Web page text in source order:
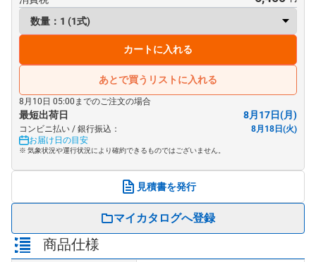
カートに入れる
あとで買うリストに入れる
8月10日 05:00までのご注文の場合
最短出荷日 8月17日(月)
コンビニ払い / 銀行振込：
8月18日(火)
お届け日の目安
※ 気象状況や運行状況により確約できるものではございません。
見積書を発行
マイカタログへ登録
商品仕様